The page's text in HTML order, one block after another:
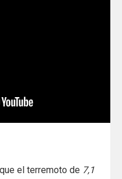
el terremoto de 7,1